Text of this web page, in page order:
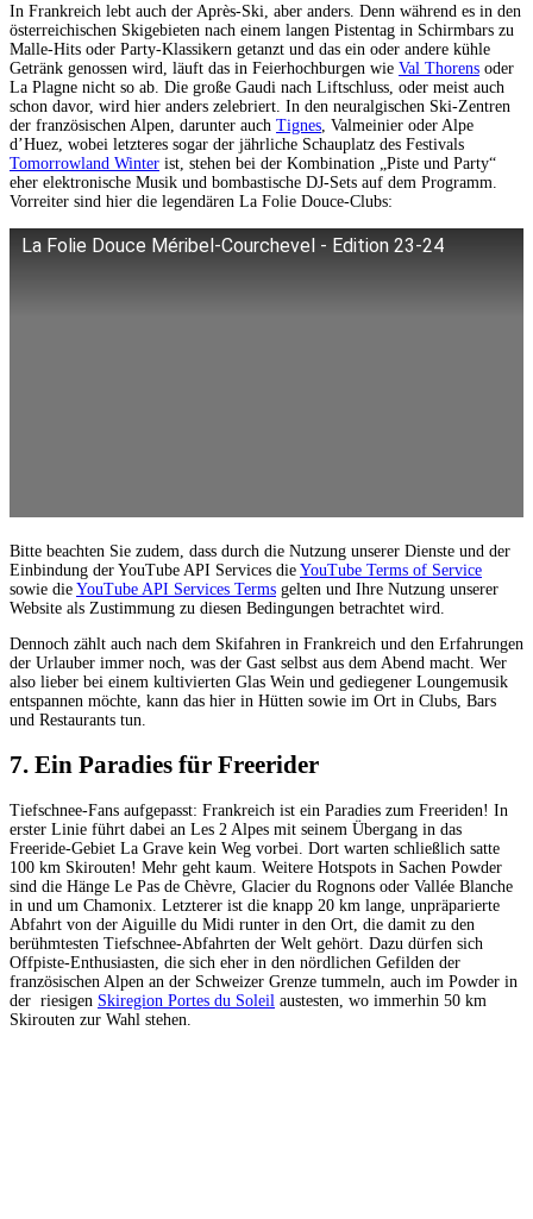
In Frankreich lebt auch der Après-Ski, aber anders. Denn während es in den
österreichischen Skigebieten nach einem langen Pistentag in Schirmbars zu
Malle-Hits oder Party-Klassikern getanzt und das ein oder andere kühle
Getränk genossen wird, läuft das in Feierhochburgen wie Val Thorens oder
La Plagne nicht so ab. Die große Gaudi nach Liftschluss, oder meist auch
schon davor, wird hier anders zelebriert. In den neuralgischen Ski-Zentren
der französischen Alpen, darunter auch Tignes , Valmeinier oder Alpe
d’Huez, wobei letzteres sogar der jährliche Schauplatz des Festivals
Tomorrowland Winter ist, stehen bei der Kombination „Piste und Party“
eher elektronische Musik und bombastische DJ-Sets auf dem Programm.
Vorreiter sind hier die legendären La Folie Douce-Clubs:
La Folie Douce Méribel-Courchevel - Edition 23-24
Bitte beachten Sie zudem, dass durch die Nutzung unserer Dienste und der
Einbindung der YouTube API Services die YouTube Terms of Service
sowie die YouTube API Services Terms gelten und Ihre Nutzung unserer
Website als Zustimmung zu diesen Bedingungen betrachtet wird.
Dennoch zählt auch nach dem Skifahren in Frankreich und den Erfahrungen
der Urlauber immer noch, was der Gast selbst aus dem Abend macht. Wer
also lieber bei einem kultivierten Glas Wein und gediegener Loungemusik
entspannen möchte, kann das hier in Hütten sowie im Ort in Clubs, Bars
und Restaurants tun.
7. Ein Paradies für Freerider
Tiefschnee-Fans aufgepasst: Frankreich ist ein Paradies zum Freeriden! In
erster Linie führt dabei an Les 2 Alpes mit seinem Übergang in das
Freeride-Gebiet La Grave kein Weg vorbei. Dort warten schließlich satte
100 km Skirouten! Mehr geht kaum. Weitere Hotspots in Sachen Powder
sind die Hänge Le Pas de Chèvre, Glacier du Rognons oder Vallée Blanche
in und um Chamonix. Letzterer ist die knapp 20 km lange, unpräparierte
Abfahrt von der Aiguille du Midi runter in den Ort, die damit zu den
berühmtesten Tiefschnee-Abfahrten der Welt gehört. Dazu dürfen sich
Offpiste-Enthusiasten, die sich eher in den nördlichen Gefilden der
französischen Alpen an der Schweizer Grenze tummeln, auch im Powder in
der riesigen Skiregion Portes du Soleil austesten, wo immerhin 50 km
Skirouten zur Wahl stehen.